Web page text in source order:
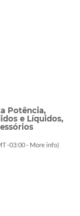
Potência,
e Líquidos,
-03:00 - More info)